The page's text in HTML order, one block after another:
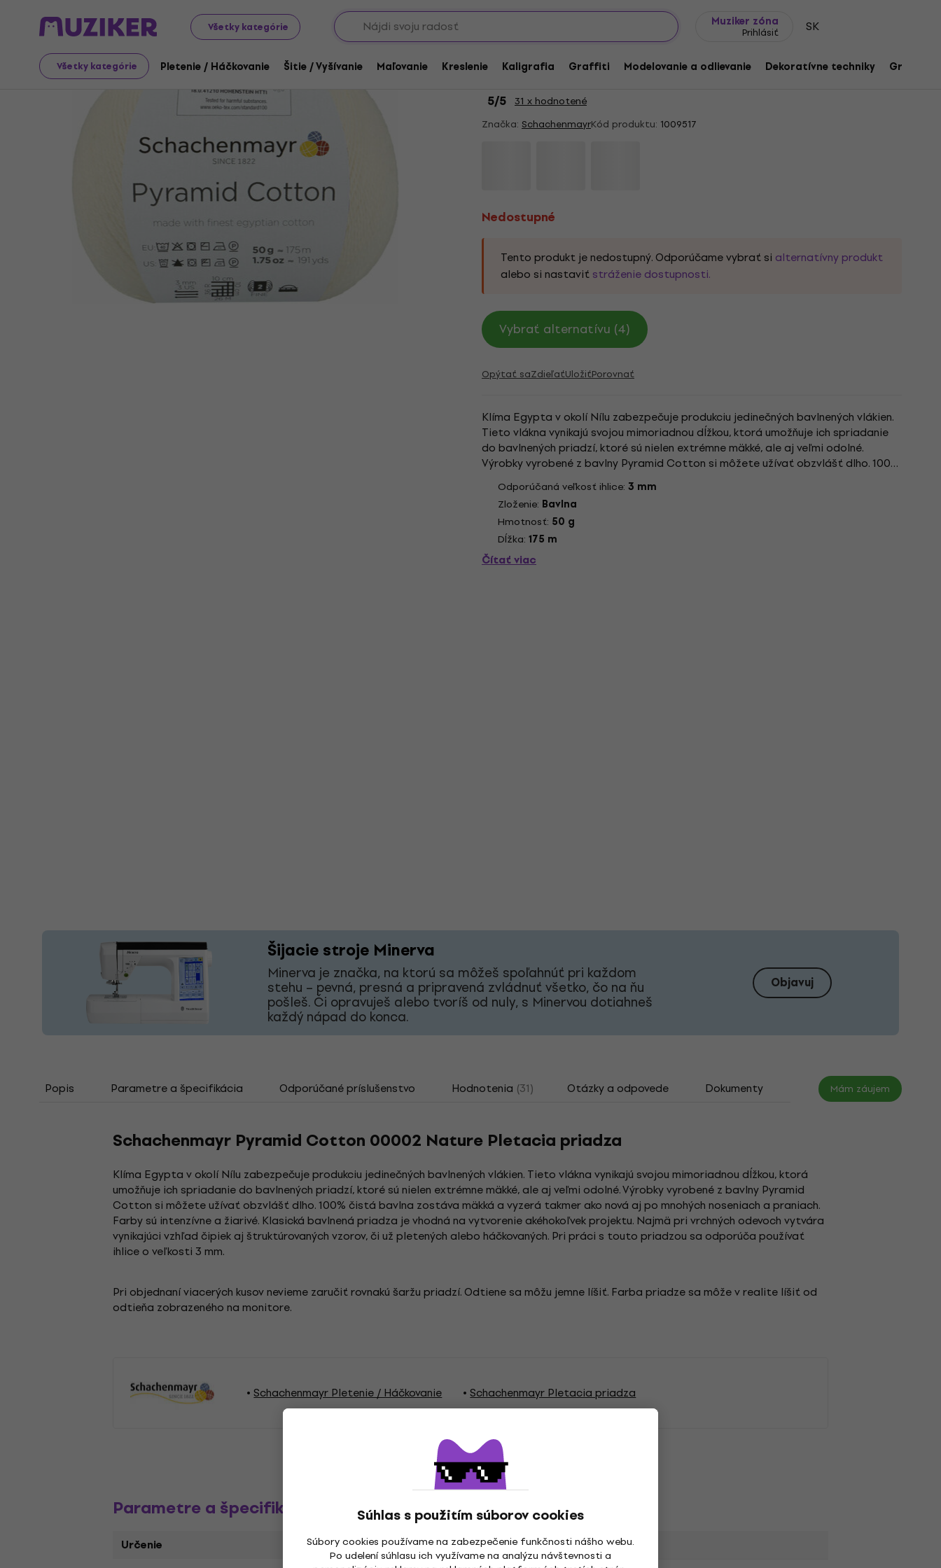
Všetky kategórie
Muziker zóna
Prihlásiť SK
Všetky kategórie Pletenie / Háčkovanie Šitie / Vyšívanie Maľovanie Kreslenie Kaligrafia Graffiti Modelovanie a odlievanie Dekoratívne techniky Grafické
Súhlas s použitím súborov cookies
Súbory cookies používame na zabezpečenie funkčnosti nášho webu.
Po udelení súhlasu ich využívame na analýzu návštevnosti a
Art Pletenie / Háčkovanie
Pletacia priadza
Nedostupné
Schachenmayr Pyramid Cotton 00002 Nature Pletacia
priadza
5/5 31 x hodnotené
Značka: SchachenmayrKód produktu: 1009517
Nedostupné
Tento produkt je nedostupný. Odporúčame vybrať si alternatívny produkt
alebo si nastaviť stráženie dostupnosti.
Vybrať alternatívu (4)
Opýtať saZdieľaťUložiťPorovnať
Klíma Egypta v okolí Nílu zabezpečuje produkciu jedinečných bavlnených vlákien.
Tieto vlákna vynikajú svojou mimoriadnou dĺžkou, ktorá umožňuje ich spriadanie
do bavlnených priadzí, ktoré sú nielen extrémne mäkké, ale aj veľmi odolné.
Výrobky vyrobené z bavlny Pyramid Cotton si môžete užívať obzvlášť dlho. 100%
čistá bavlna zostáva mäkká a...
Odporúčaná veľkosť ihlice: 3 mm
Zloženie: Bavlna
Hmotnosť: 50 g
Dĺžka: 175 m
Čítať viac
Šijacie stroje Minerva
Minerva je značka, na ktorú sa môžeš spoľahnúť pri každom
stehu – pevná, presná a pripravená zvládnuť všetko, čo na ňu
pošleš. Či opravuješ alebo tvoríš od nuly, s Minervou dotiahneš
každý nápad do konca.
Objavuj
Popis Parametre a špecifikácia Odporúčané príslušenstvo Hodnotenia (31) Otázky a odpovede Dokumenty Mám záujem
Schachenmayr Pyramid Cotton 00002 Nature Pletacia priadza
Klíma Egypta v okolí Nílu zabezpečuje produkciu jedinečných bavlnených vlákien. Tieto vlákna vynikajú svojou mimoriadnou dĺžkou, ktorá
umožňuje ich spriadanie do bavlnených priadzí, ktoré sú nielen extrémne mäkké, ale aj veľmi odolné. Výrobky vyrobené z bavlny Pyramid
Cotton si môžete užívať obzvlášť dlho. 100% čistá bavlna zostáva mäkká a vyzerá takmer ako nová aj po mnohých noseniach a praniach.
Farby sú intenzívne a žiarivé. Klasická bavlnená priadza je vhodná na vytvorenie akéhokoľvek projektu. Najmä pri vrchných odevoch vytvára
vynikajúci vzhľad čipiek aj štruktúrovaných vzorov, či už pletených alebo háčkovaných. Pri práci s touto priadzou sa odporúča používať
ihlice o veľkosti 3 mm.
Pri objednaní viacerých kusov nevieme zaručiť rovnakú šaržu priadzí. Odtiene sa môžu jemne líšiť. Farba priadze sa môže v realite líšiť od
odtieňa zobrazeného na monitore.
Schachenmayr Pletenie / Háčkovanie Schachenmayr Pletacia priadza
Parametre a špecifikácia
Určenie